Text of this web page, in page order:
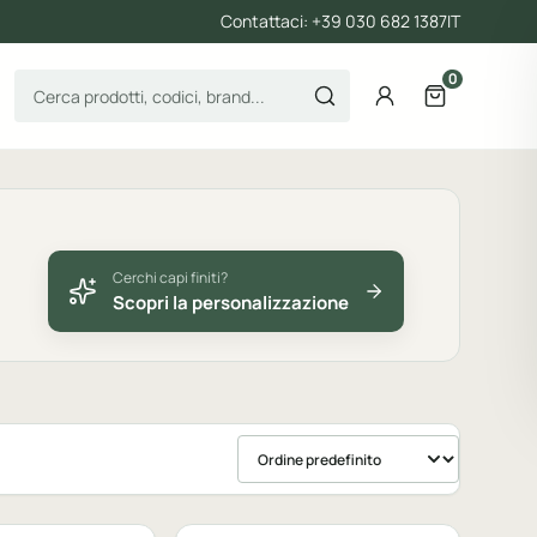
Contattaci: +39 030 682 1387IT
Cerca prodotti AccountApri il
0
Cerchi capi finiti?
Scopri la personalizzazione
Ordina prodotti
Personalizzabile